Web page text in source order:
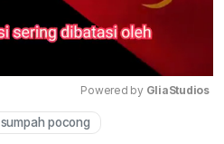
Powered by GliaStudios
sumpah pocong